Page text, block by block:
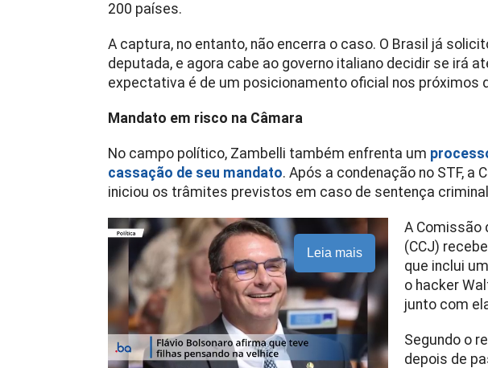
200 países.
A captura, no entanto, não encerra o caso. O Brasil já
deputada, e agora cabe ao governo italiano decidir se irá
expectativa é de um posicionamento oficial nos próximos
Mandato em risco na Câmara
No campo político, Zambelli também enfrenta um
cassação de seu mandato. Após a condenação no STF, a
iniciou os trâmites previstos em caso de sentença
Leia mais
A Comissão
(CCJ)
que inclui
o hacker
junto com
Segundo o
depois de